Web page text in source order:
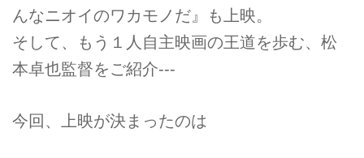
んなニオイのワカモノだ』も上映。
そして、もう１人自主映画の王道を歩む、松
本卓也監督をご紹介---
今回、上映が決まったのは